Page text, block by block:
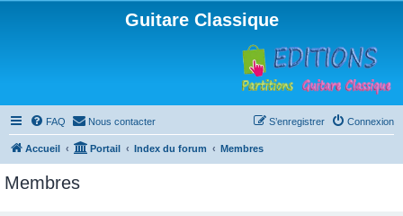
Guitare Classique
FAQ Nous contacter Connexion
S’enregistrer
Accueil Portail Index du forum Membres
Membres